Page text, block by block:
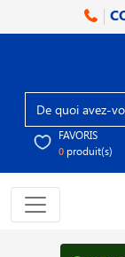
FAVORIS
0 produit(s)